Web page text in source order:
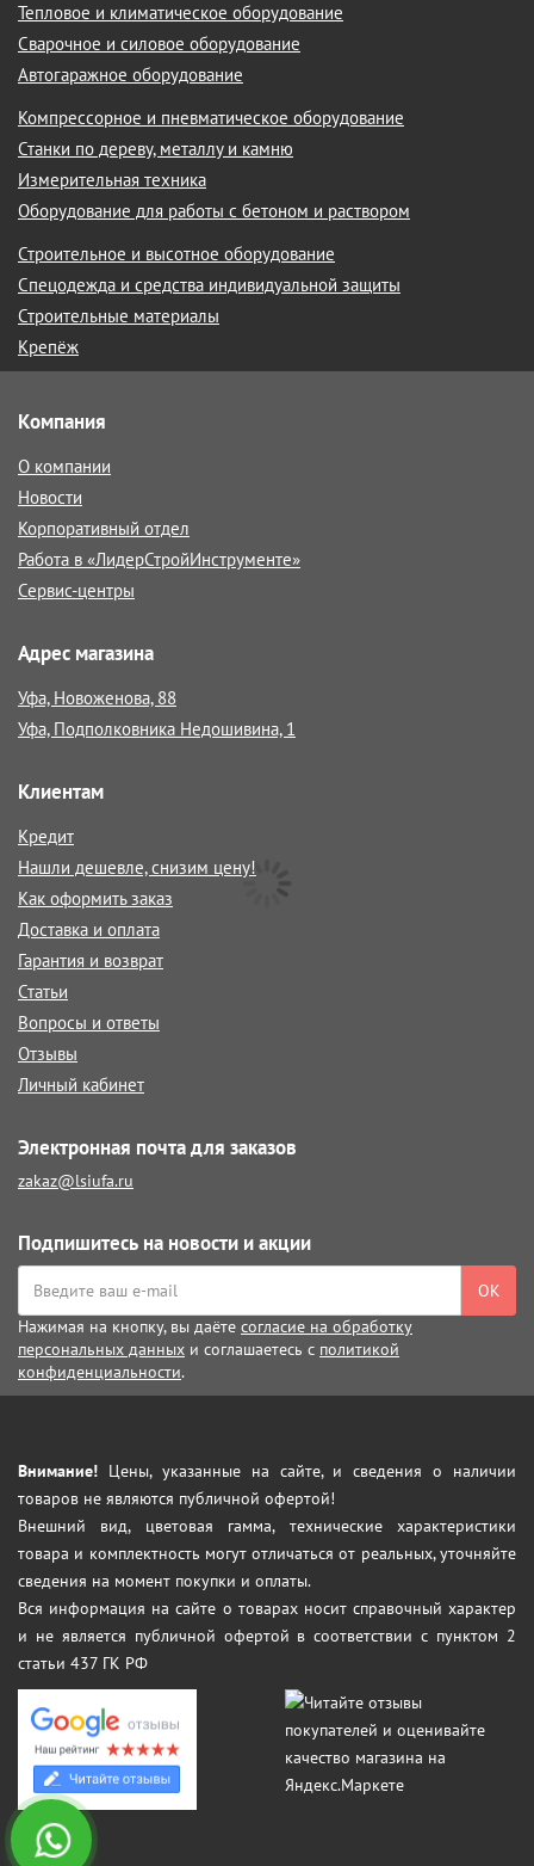
Тепловое и климатическое оборудование
Сварочное и силовое оборудование
Автогаражное оборудование
Компрессорное и пневматическое оборудование
Станки по дереву, металлу и камню
Измерительная техника
Оборудование для работы с бетоном и раствором
Строительное и высотное оборудование
Спецодежда и средства индивидуальной защиты
Строительные материалы
Крепёж
Компания
О компании
Новости
Корпоративный отдел
Работа в «ЛидерСтройИнструменте»
Сервис-центры
Адрес магазина
Уфа, Новоженова, 88
Уфа, Подполковника Недошивина, 1
Клиентам
Кредит
Нашли дешевле, снизим цену!
Как оформить заказ
Доставка и оплата
Гарантия и возврат
Статьи
Вопросы и ответы
Отзывы
Личный кабинет
Электронная почта для заказов
zakaz@lsiufa.ru
Подпишитесь на новости и акции
ОК
Нажимая на кнопку, вы даёте согласие на обработку
персональных данных и соглашаетесь с политикой
конфиденциальности.
Внимание! Цены, указанные на сайте, и сведения о наличии
товаров не являются публичной офертой!
Внешний вид, цветовая гамма, технические характеристики
товара и комплектность могут отличаться от реальных, уточняйте
сведения на момент покупки и оплаты.
Вся информация на сайте о товарах носит справочный характер
и не является публичной офертой в соответствии с пунктом 2
статьи 437 ГК РФ